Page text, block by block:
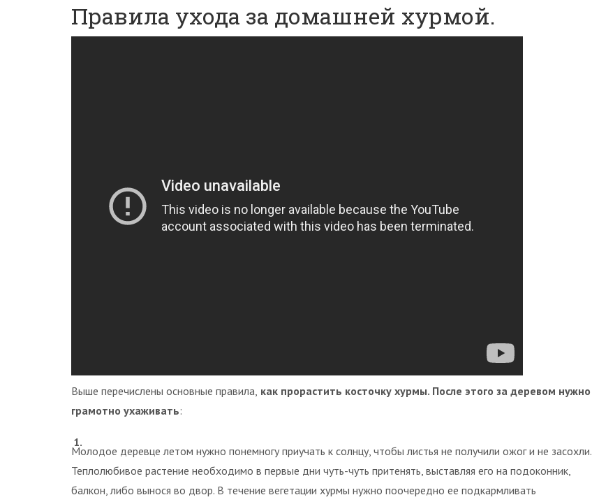
Правила ухода за домашней хурмой.
Выше перечислены основные правила, как прорастить косточку хурмы. После этого за деревом нужно
грамотно ухаживать:
Молодое деревце летом нужно понемногу приучать к солнцу, чтобы листья не получили ожог и не засохли.
Теплолюбивое растение необходимо в первые дни чуть-чуть притенять, выставляя его на подоконник,
балкон, либо вынося во двор. В течение вегетации хурмы нужно поочередно ее подкармливать